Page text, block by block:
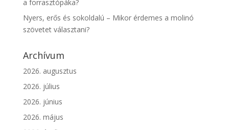
a forrasztópáka?
Nyers, erős és sokoldalú – Mikor érdemes a molinó
szövetet választani?
Archívum
2026. augusztus
2026. július
2026. június
2026. május